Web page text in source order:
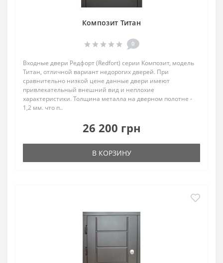
Композит Титан
0
Входные двери Редфорт (Redfort) серии Композит, модель
Титан, отличной вариант недорогих дверей. При
сравнительно низкой цене данные двери имеют
привлекательный внешний вид и неплохие
характеристики. Толщина металла на дверном полотне -
1,2 мм. что п..
26 200 грн
В КОРЗИНУ